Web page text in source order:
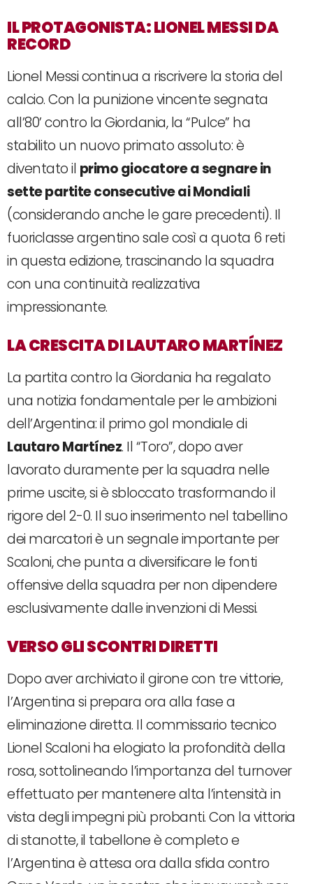
IL PROTAGONISTA: LIONEL MESSI DA
RECORD
Lionel Messi continua a riscrivere la storia del
calcio. Con la punizione vincente segnata
all’80’ contro la Giordania, la “Pulce” ha
stabilito un nuovo primato assoluto: è
diventato il primo giocatore a segnare in
sette partite consecutive ai Mondiali
(considerando anche le gare precedenti). Il
fuoriclasse argentino sale così a quota 6 reti
in questa edizione, trascinando la squadra
con una continuità realizzativa
impressionante.
LA CRESCITA DI LAUTARO MARTÍNEZ
La partita contro la Giordania ha regalato
una notizia fondamentale per le ambizioni
dell’Argentina: il primo gol mondiale di
Lautaro Martínez. Il “Toro”, dopo aver
lavorato duramente per la squadra nelle
prime uscite, si è sbloccato trasformando il
rigore del 2-0. Il suo inserimento nel tabellino
dei marcatori è un segnale importante per
Scaloni, che punta a diversificare le fonti
offensive della squadra per non dipendere
esclusivamente dalle invenzioni di Messi.
VERSO GLI SCONTRI DIRETTI
Dopo aver archiviato il girone con tre vittorie,
l’Argentina si prepara ora alla fase a
eliminazione diretta. Il commissario tecnico
Lionel Scaloni ha elogiato la profondità della
rosa, sottolineando l’importanza del turnover
effettuato per mantenere alta l’intensità in
vista degli impegni più probanti. Con la vittoria
di stanotte, il tabellone è completo e
l’Argentina è attesa ora dalla sfida contro